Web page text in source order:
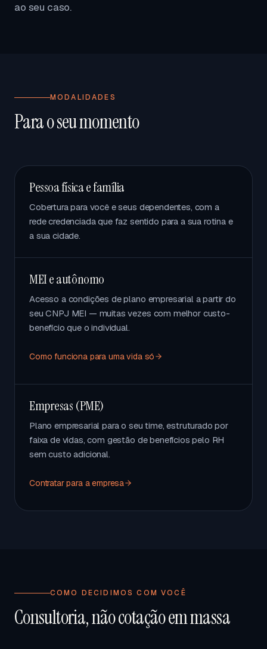
ao seu caso.
MODALIDADES
Para o seu momento
Pessoa física e família
Cobertura para você e seus dependentes, com a
rede credenciada que faz sentido para a sua rotina e
a sua cidade.
MEI e autônomo
Acesso a condições de plano empresarial a partir do
seu CNPJ MEI — muitas vezes com melhor custo-
benefício que o individual.
Como funciona para uma vida só
Empresas (PME)
Plano empresarial para o seu time, estruturado por
faixa de vidas, com gestão de benefícios pelo RH
sem custo adicional.
Contratar para a empresa
COMO DECIDIMOS COM VOCÊ
Consultoria, não cotação em massa